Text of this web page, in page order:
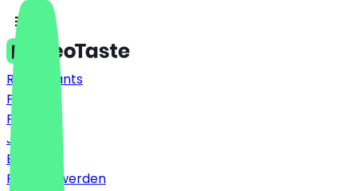
Restaurants
Preise
FAQ
Jobs
Blog
Partner werden